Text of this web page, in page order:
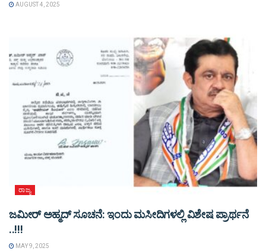
AUGUST 4, 2025
ರಾಜ್ಯ
ಜಮೀರ್ ಅಹ್ಮದ್ ಸೂಚನೆ: ಇಂದು ಮಸೀದಿಗಳಲ್ಲಿ ವಿಶೇಷ ಪ್ರಾರ್ಥನೆ
..!!!
MAY 9, 2025